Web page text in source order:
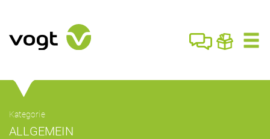
Kategorie
ALLGEMEIN